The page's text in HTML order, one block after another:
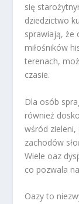
się
dziedzictwo
sprawiają, że
miłośników
terenach,
czasie.
Dla osób
również
wśród
zachodów
Wiele oaz
co pozwala
Oazy to